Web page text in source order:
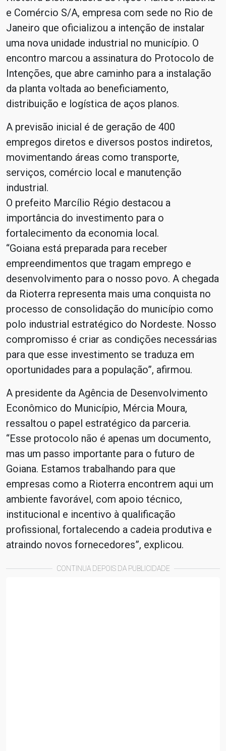
e Comércio S/A, empresa com sede no Rio de
Janeiro que oficializou a intenção de instalar
uma nova unidade industrial no município. O
encontro marcou a assinatura do Protocolo de
Intenções, que abre caminho para a instalação
da planta voltada ao beneficiamento,
distribuição e logística de aços planos.
A previsão inicial é de geração de 400
empregos diretos e diversos postos indiretos,
movimentando áreas como transporte,
serviços, comércio local e manutenção
industrial.
O prefeito Marcílio Régio destacou a
importância do investimento para o
fortalecimento da economia local.
“Goiana está preparada para receber
empreendimentos que tragam emprego e
desenvolvimento para o nosso povo. A chegada
da Rioterra representa mais uma conquista no
processo de consolidação do município como
polo industrial estratégico do Nordeste. Nosso
compromisso é criar as condições necessárias
para que esse investimento se traduza em
oportunidades para a população”, afirmou.
A presidente da Agência de Desenvolvimento
Econômico do Município, Mércia Moura,
ressaltou o papel estratégico da parceria.
“Esse protocolo não é apenas um documento,
mas um passo importante para o futuro de
Goiana. Estamos trabalhando para que
empresas como a Rioterra encontrem aqui um
ambiente favorável, com apoio técnico,
institucional e incentivo à qualificação
profissional, fortalecendo a cadeia produtiva e
atraindo novos fornecedores”, explicou.
CONTINUA DEPOIS DA PUBLICIDADE